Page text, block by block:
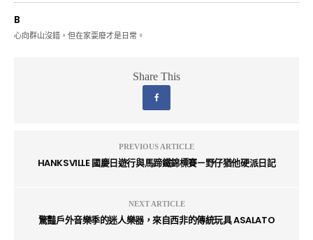
B
心向群山沒錯，但在家耍廢才是日常。
Share This
PREVIOUS ARTICLE
HANKSVILLE 國慶日遊行與馬蹄鐵錦標賽—野仔猶他硬派日記
NEXT ARTICLE
驚豔戶外音樂季的迷人樂器，來自西非的傳統玩具 ASALATO